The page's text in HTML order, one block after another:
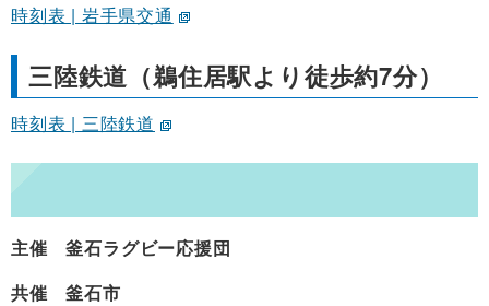
時刻表 | 岩手県交通
三陸鉄道（鵜住居駅より徒歩約7分）
時刻表 | 三陸鉄道
主催 釜石ラグビー応援団
共催 釜石市